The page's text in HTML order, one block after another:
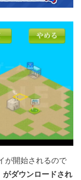
が開始されるので
ダウンロードされ